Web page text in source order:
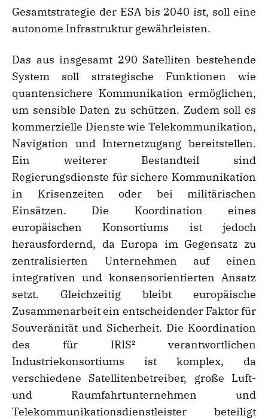
Gesamtstrategie der ESA bis 2040 ist, soll eine
autonome Infrastruktur gewährleisten.
Das aus insgesamt 290 Satelliten bestehende
System soll strategische Funktionen wie
quantensichere Kommunikation ermöglichen,
um sensible Daten zu schützen. Zudem soll es
kommerzielle Dienste wie Telekommunikation,
Navigation und Internetzugang bereitstellen.
Ein weiterer Bestandteil sind
Regierungsdienste für sichere Kommunikation
in Krisenzeiten oder bei militärischen
Einsätzen. Die Koordination eines
europäischen Konsortiums ist jedoch
herausfordernd, da Europa im Gegensatz zu
zentralisierten Unternehmen auf einen
integrativen und konsensorientierten Ansatz
setzt. Gleichzeitig bleibt europäische
Zusammenarbeit ein entscheidender Faktor für
Souveränität und Sicherheit. Die Koordination
des für IRIS² verantwortlichen
Industriekonsortiums ist komplex, da
verschiedene Satellitenbetreiber, große Luft-
und Raumfahrtunternehmen und
Telekommunikationsdienstleister beteiligt